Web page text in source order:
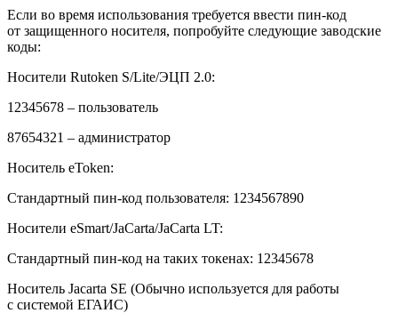
Если во время использования требуется ввести пин-код
от защищенного носителя, попробуйте следующие заводские
коды:
Носители Rutoken S/Lite/ЭЦП 2.0:
12345678 – пользователь
87654321 – администратор
Носитель eToken:
Стандартный пин-код пользователя: 1234567890
Носители eSmart/JaCarta/JaCarta LT:
Стандартный пин-код на таких токенах: 12345678
Носитель Jacarta SE (Обычно используется для работы
с системой ЕГАИС)